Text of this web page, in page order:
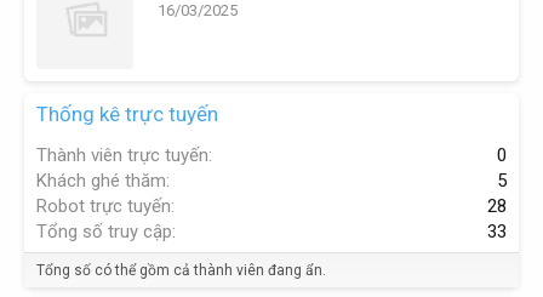
16/03/2025
Thống kê trực tuyến
Thành viên trực tuyến
0
Khách ghé thăm
5
Robot trực tuyến
28
Tổng số truy cập
33
Tổng số có thể gồm cả thành viên đang ẩn.